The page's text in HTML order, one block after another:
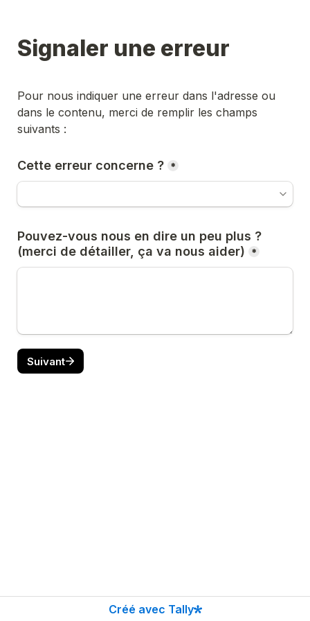
Signaler une erreur
Pour nous indiquer une erreur dans l'adresse ou
dans le contenu, merci de remplir les champs
suivants :
Cette erreur concerne ? *
Pouvez-vous nous en dire un peu plus ?
(merci de détailler, ça va nous aider)
*
Suivant
Créé avec Tally